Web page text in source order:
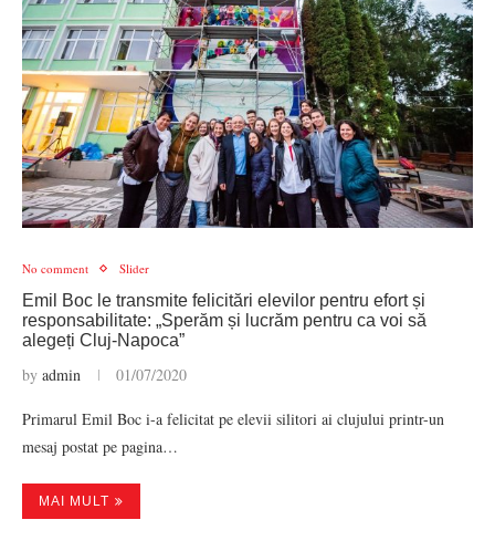
No comment Slider
Emil Boc le transmite felicitări elevilor pentru efort și
responsabilitate: „Sperăm și lucrăm pentru ca voi să
alegeți Cluj-Napoca”
by admin 01/07/2020
Primarul Emil Boc i-a felicitat pe elevii silitori ai clujului printr-un
mesaj postat pe pagina…
MAI MULT